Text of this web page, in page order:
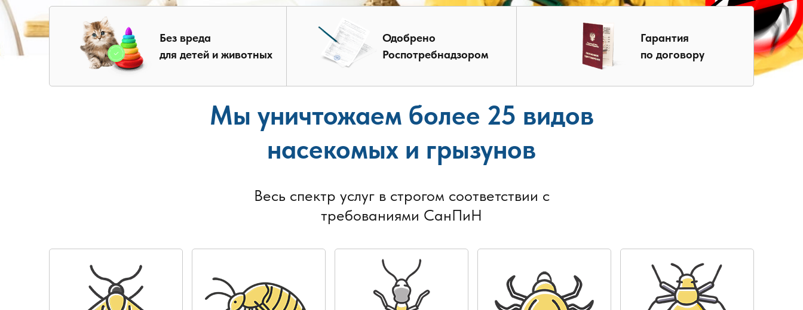
Без вреда
для детей и животных
Одобрено
Роспотребнадзором
Гарантия
по договору
Мы уничтожаем более 25 видов
насекомых и грызунов
Весь спектр услуг в строгом соответствии с
требованиями СанПиН